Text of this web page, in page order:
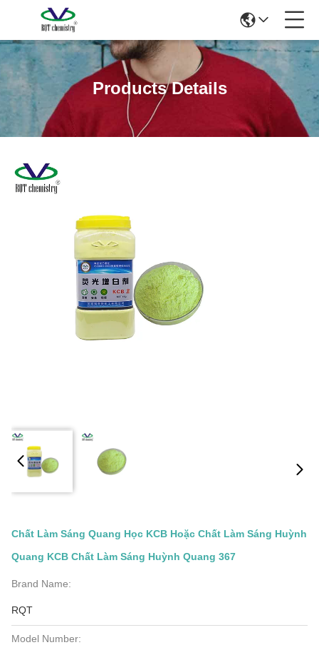
Products Details
Chất Làm Sáng Quang Học KCB Hoặc Chất Làm Sáng Huỳnh
Quang KCB Chất Làm Sáng Huỳnh Quang 367
Brand Name:
RQT
Model Number: